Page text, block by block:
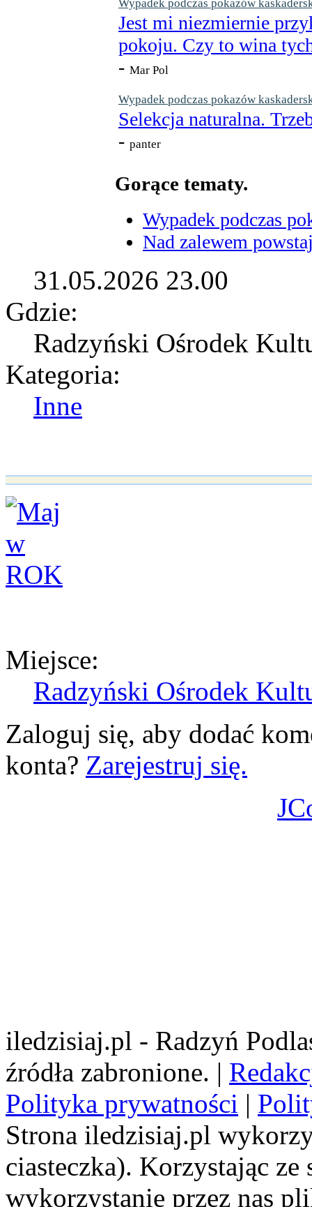
Wypadek podczas pokazów
Jest mi niezmiernie
pokoju. Czy to wina
- Mar Pol
Wypadek podczas pokazów
Selekcja naturalna.
- panter
Gorące tematy.
Wypadek podczas
Nad zalewem
31.05.2026 23.00
Gdzie:
Radzyński Ośrodek
Kategoria:
Inne
Miejsce:
Radzyński Ośrodek
Zaloguj się, aby dodać
konta? Zarejestruj się.
iledzisiaj.pl - Radzyń
źródła zabronione. |
Polityka prywatności |
Strona iledzisiaj.pl
ciasteczka). Korzystając
wykorzystanie przez nas